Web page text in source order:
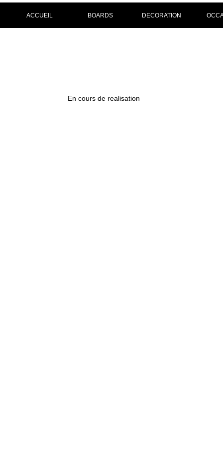
ACCUEIL BOARDS DECORATION
En cours de realisation